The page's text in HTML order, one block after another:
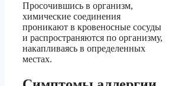
Просочившись в организм,
химические соединения
проникают в кровеносные сосуды
и распространяются по организму,
накапливаясь в определенных
местах.